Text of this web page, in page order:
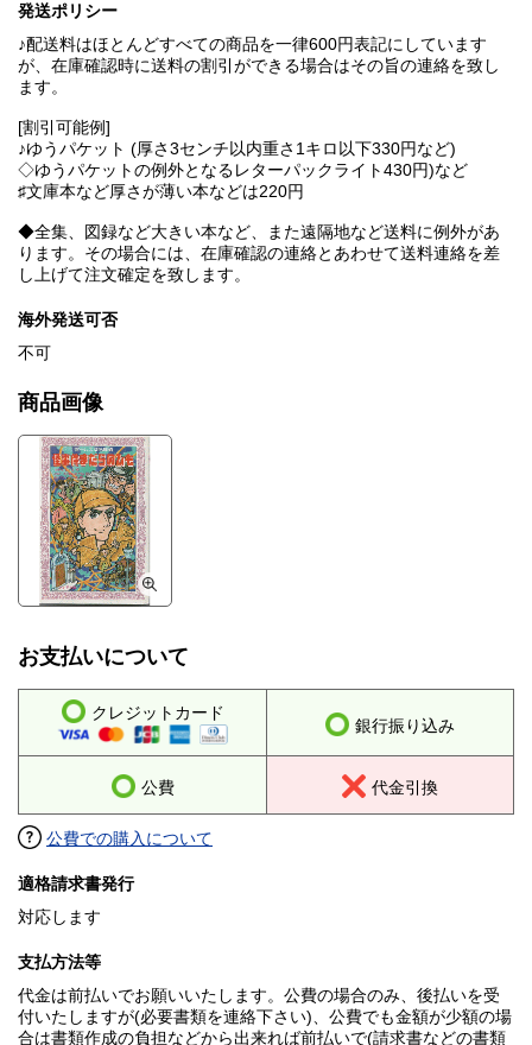
発送ポリシー
♪配送料はほとんどすべての商品を一律600円表記にしています
が、在庫確認時に送料の割引ができる場合はその旨の連絡を致し
ます。
[割引可能例]
♪ゆうパケット (厚さ3センチ以内重さ1キロ以下330円など)
◇ゆうパケットの例外となるレターパックライト430円)など
♯文庫本など厚さが薄い本などは220円
◆全集、図録など大きい本など、また遠隔地など送料に例外があ
ります。その場合には、在庫確認の連絡とあわせて送料連絡を差
し上げて注文確定を致します。
海外発送可否
不可
商品画像
お支払いについて
クレジットカード
銀行振り込み
公費 代金引換
公費での購入について
適格請求書発行
対応します
支払方法等
代金は前払いでお願いいたします。公費の場合のみ、後払いを受
付いたしますが(必要書類を連絡下さい)、公費でも金額が少額の場
合は書類作成の負担などから出来れば前払いで(請求書などの書類